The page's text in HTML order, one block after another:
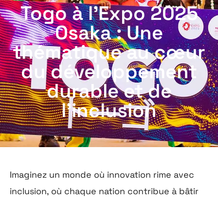
Togo à l’Expo 2025
Osaka : Une
thématique au cœur
du développement
durable et de
l’inclusion
Imaginez un monde où innovation rime avec
inclusion, où chaque nation contribue à bâtir